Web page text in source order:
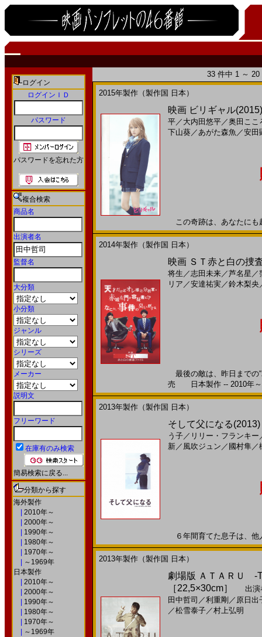
ログイン
ログインＩＤ
パスワード
パスワードを忘れた方
複合検索
商品名
出演者名
監督名
大分類
小分類
ジャンル
シリーズ
メーカー
説明文
フリーワード
在庫有のみ検索
簡易検索に戻る...
分類から探す
海外製作
2010年～
2000年～
1990年～
1980年～
1970年～
～1969年
日本製作
2010年～
2000年～
1990年～
1980年～
1970年～
～1969年
33 件中 1 ～
2015年製作（製作国 日本）
映画 ビリギャル
平／ 大内田悠平／奥田ここ
下山葵／あがた森魚 ／安田
この奇跡は、あなたに
2014年製作（製作国 日本）
映画 ＳＴ赤と白の捜
将生 ／志田未来／芦名星 ／
リア ／安達祐実／鈴木梨央
最後の敵は、昨日までの
売 日本製作 -- 2010年～
2013年製作（製作国 日本）
そして父になる
う子／ リリー・フランキー
新／ 風吹ジュン ／ 國村隼／
６年間育てた息子は、
2013年製作（製作国 日本）
劇場版 ＡＴＡＲＵ
［22,5×30cm］
出演
田中哲司 ／利重剛 ／ 原日出
／松雪泰子／村上弘明